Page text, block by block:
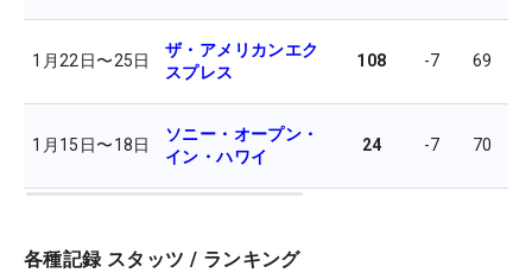
1月22日〜25日
ザ・アメリカンエク
スプレス
108 -7 69
1月15日〜18日
ソニー・オープン・
イン・ハワイ
24 -7 70
各種記録 スタッツ / ランキング